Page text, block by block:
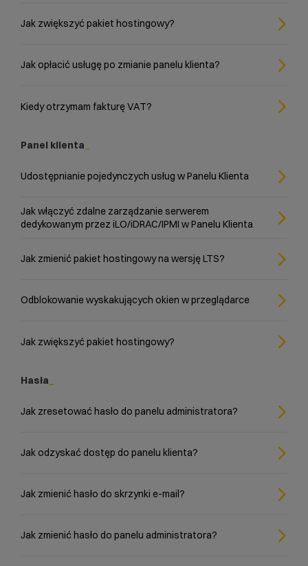
Jak zwiększyć pakiet hostingowy?
Jak opłacić usługę po zmianie panelu klienta?
Kiedy otrzymam fakturę VAT?
Panel klienta
Udostępnianie pojedynczych usług w Panelu Klienta
Jak włączyć zdalne zarządzanie serwerem
dedykowanym przez iLO/iDRAC/IPMI w Panelu Klienta
Jak zmienić pakiet hostingowy na wersję LTS?
Odblokowanie wyskakujących okien w przeglądarce
Jak zwiększyć pakiet hostingowy?
Hasła
Jak zresetować hasło do panelu administratora?
Jak odzyskać dostęp do panelu klienta?
Jak zmienić hasło do skrzynki e-mail?
Jak zmienić hasło do panelu administratora?